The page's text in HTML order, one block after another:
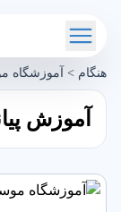
هنگام > آموزشگاه
آموزش